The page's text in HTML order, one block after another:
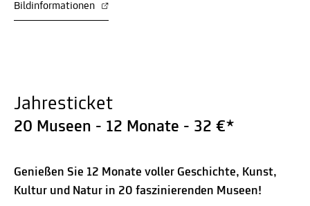
Bildinformationen
Jahresticket
20 Museen - 12 Monate - 32 €*
Genießen Sie 12 Monate voller Geschichte, Kunst,
Kultur und Natur in 20 faszinierenden Museen!